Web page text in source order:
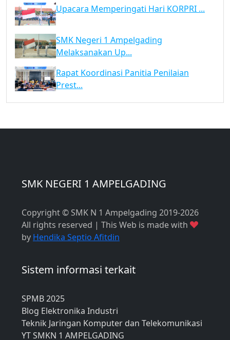
Upacara Memperingati Hari KORPRI ...
SMK Negeri 1 Ampelgading
Melaksanakan Up...
Rapat Koordinasi Panitia Penilaian
Prest...
SMK NEGERI 1 AMPELGADING
Copyright © SMK N 1 Ampelgading 2019-2026
All rights reserved | This Web is made with
by Hendika Septio Afitdin
Sistem informasi terkait
SPMB 2025
Blog Elektronika Industri
Teknik Jaringan Komputer dan Telekomunikasi
YT SMKN 1 AMPELGADING